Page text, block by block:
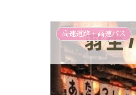
高速道路・高速バス